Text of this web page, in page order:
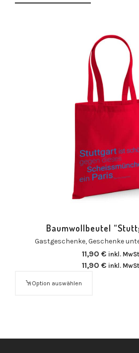
Baumwollbeutel
Gastgeschenke,Geschenke
11,90 € inkl.
11,90 € inkl.
Option auswählen